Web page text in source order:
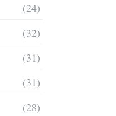
(24)
(32)
(31)
(31)
(28)